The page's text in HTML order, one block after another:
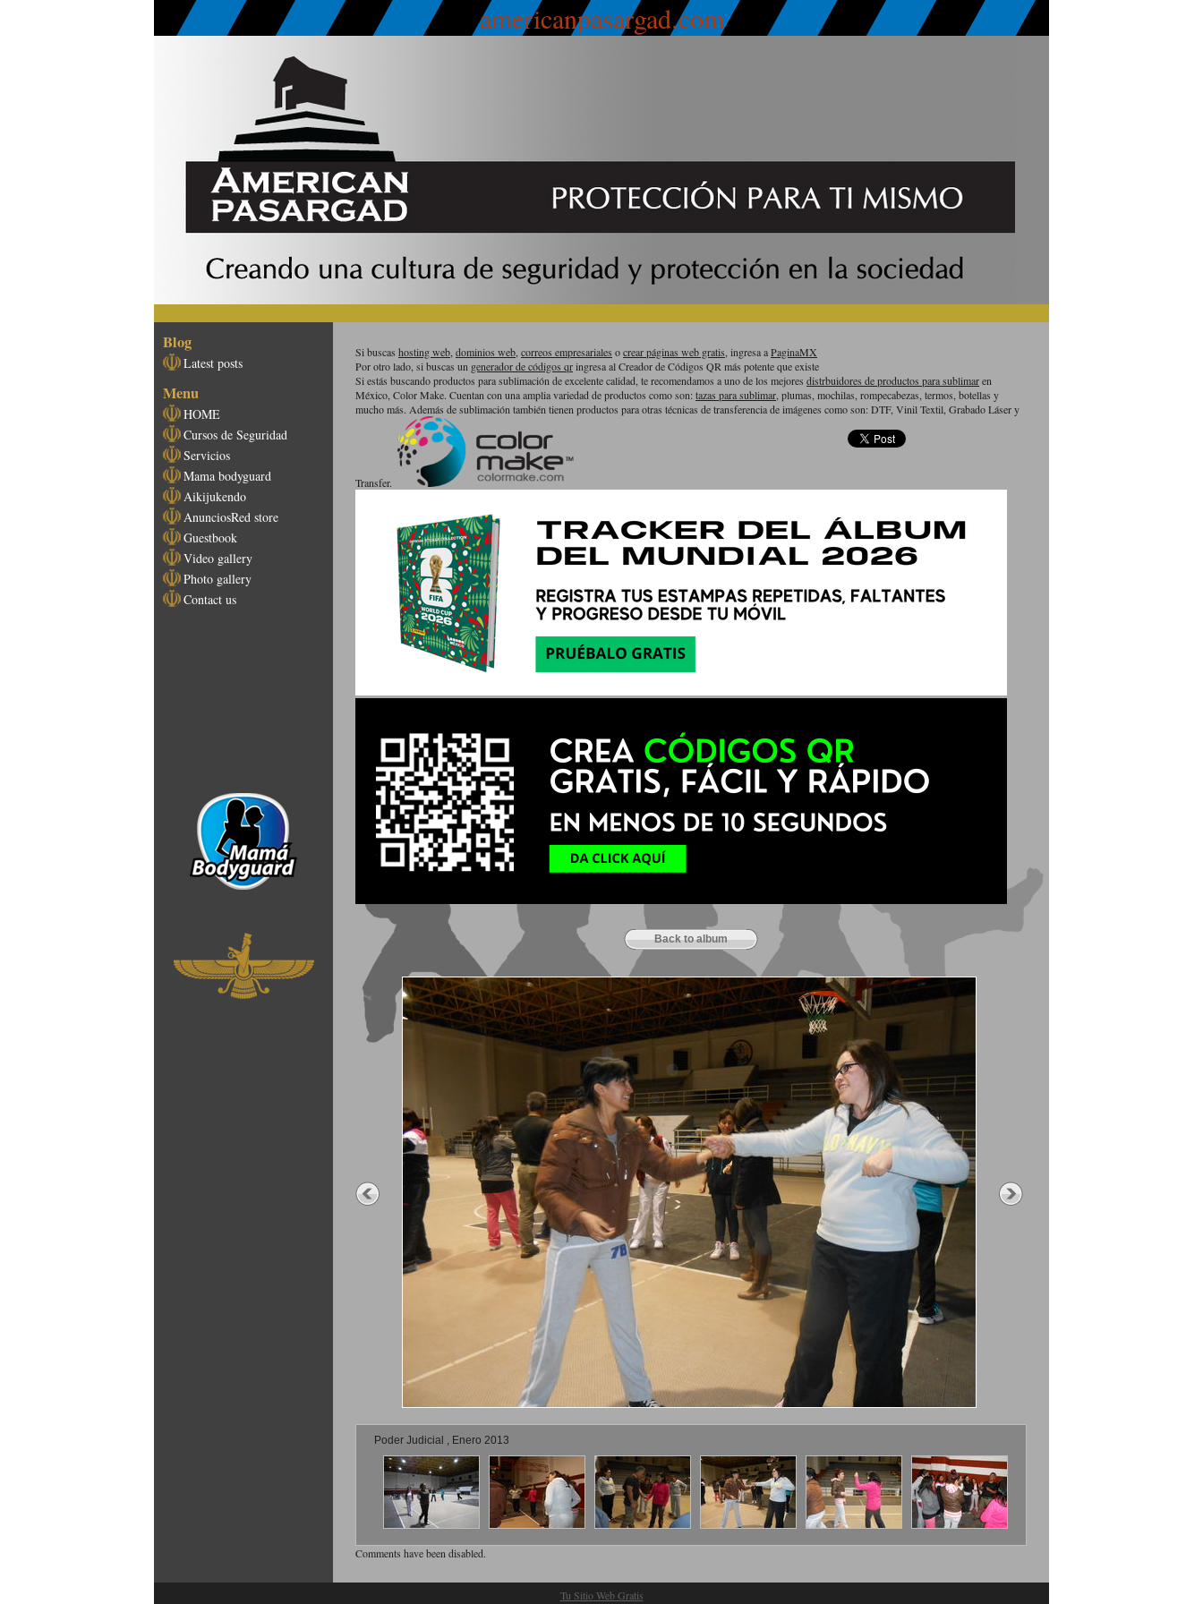
americanpasargad.com
Blog
Latest posts
Menu
HOME
Cursos de Seguridad
Servicios
Mama bodyguard
Aikijukendo
AnunciosRed store
Guestbook
Video gallery
Photo gallery
Contact us
Si buscas hosting web, dominios web, correos empresariales ocrear páginas web gratis, ingresa aPaginaMX
Por otro lado, si buscas un generador de códigos qringresa al Creador de Códigos QR más potente que existe
Si estás buscando productos para sublimación de excelente calidad, te recomendamos a uno de los mejores distrbuidores de productos para sublimaren
México, Color Make. Cuentan con una amplia variedad de productos como son:tazas para sublimar , plumas, mochilas, rompecabezas, termos, botellas y
mucho más. Además de sublimación también tienen productos para otras técnicas de transferencia de imágenes como son: DTF, Vinil Textil, Grabado Láser y
Transfer.
Back to album
Poder Judicial , Enero 2013
Comments have been disabled.
Tu Sitio Web Gratis